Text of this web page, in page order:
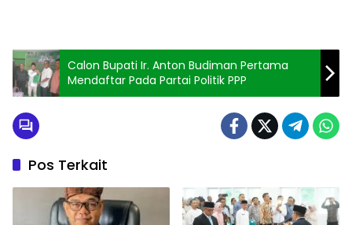
Calon Bupati Ir. Anton Budiman Pertama
Mendaftar Pada Partai Politik PPP
Pos Terkait